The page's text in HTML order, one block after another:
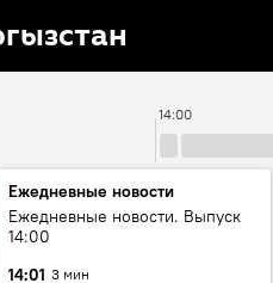
14:00
Ежедневные новости
Ежедневные новости. Выпуск
14:00
14:01 3 мин